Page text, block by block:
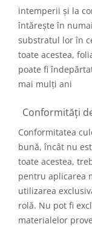
intemperii și la
întărește în
substratul lor în
toate acestea,
poate fi
mai mulți ani
Conformități
Conformitatea
bună, încât nu
toate acestea,
pentru aplicarea
utilizarea
rolă. Nu pot fi
materialelor